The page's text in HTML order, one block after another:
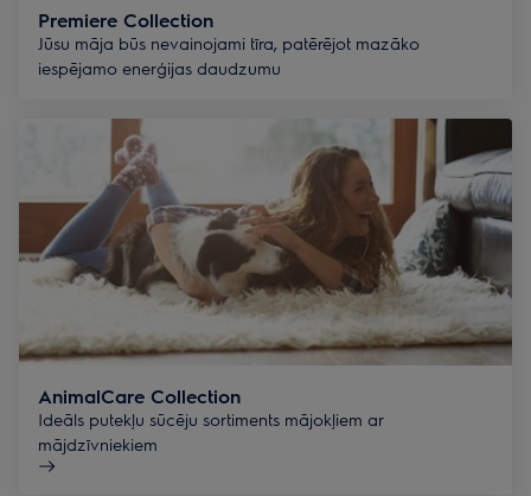
Premiere Collection
Jūsu māja būs nevainojami tīra, patērējot mazāko
iespējamo enerģijas daudzumu
AnimalCare Collection
Ideāls putekļu sūcēju sortiments mājokļiem ar
mājdzīvniekiem